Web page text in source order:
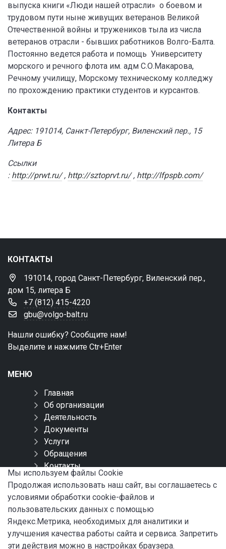
выпуска книги «Люди нашей отрасли» о боевом и
трудовом пути ныне живущих ветеранов Великой
Отечественной войны и тружеников тыла из числа
ветеранов отрасли - бывших работников Волго-Балта.
Постоянно ведется работа и помощь Университету
морского и речного флота им. адм С.О.Макарова,
Речному училищу, Морскому техническому колледжу
по прохождению практики студентов и курсантов.
Контакты
Адрес: 191014, Санкт-Петербург, Виленский пер., 15
Литера Б
Ссылки
: http://prwt.ru/, http://sztoprvt.ru/, http://lfpspb.com/
КОНТАКТЫ
191014, город Санкт-Петербург, Виленский пер.,
дом 15, литера Б
+7 (812) 415-4220
gbu@volgo-balt.ru
Нашли ошибку? Сообщите нам!
Выделите и нажмите Ctr+Enter
МЕНЮ
Главная
Об организации
Деятельность
Документы
Услуги
Обращения
Контакты
Карта сайта
СОЦИАЛЬНЫЕ СЕТИ
Мы используем файлы Сookie
Продолжая использовать наш сайт, вы соглашаетесь с
условиями обработки cookie-файлов и
пользовательских данных с помощью
Яндекс.Метрика, необходимых для аналитики и
улучшения качества работы сайта и сервиса. Запретить
эти действия можно в настройках браузера.